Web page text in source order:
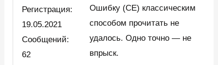
Регистрация:
19.05.2021
Сообщений:
62
Ошибку (CE) классическим
способом прочитать не
удалось. Одно точно — не
впрыск.